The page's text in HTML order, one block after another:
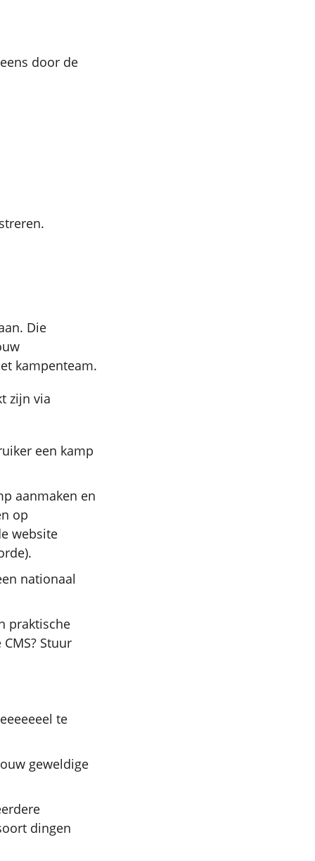
door de
Die
kampenteam.
zijn via
een kamp
aanmaken en
op
website
nationaal
praktische
Stuur
te
geweldige
dingen